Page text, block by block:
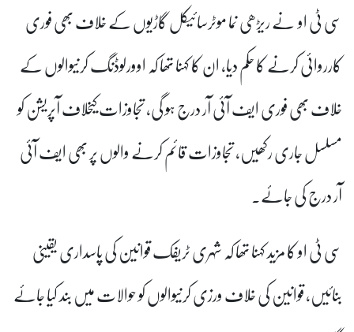
سی ٹی او نے ریڑھی نما موٹرسائیکل گاڑیوں کے خلاف بھی فوری
کارروائی کرنے کا حکم دیا، ان کا کہنا تھا کہ اوورلوڈنگ کرنیوالوں کے
خلاف بھی فوری ایف آئی آر درج ہو گی، تجاوزات کیخلاف آپریشن کو
مسلسل جاری رکھیں، تجاوزات قائم کرنے والوں پر بھی ایف آئی
آر درج کی جائے۔
سی ٹی او کا مزید کہنا تھا کہ شہری ٹریفک قوانین کی پاسداری یقینی
بنائیں، قوانین کی خلاف ورزی کرنیوالوں کو حوالات میں بند کیا جائے